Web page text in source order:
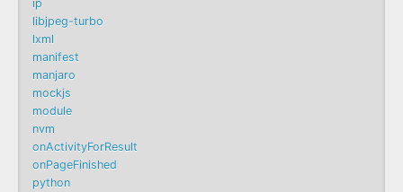
ip
libjpeg-turbo
lxml
manifest
manjaro
mockjs
module
nvm
onActivityForResult
onPageFinished
python